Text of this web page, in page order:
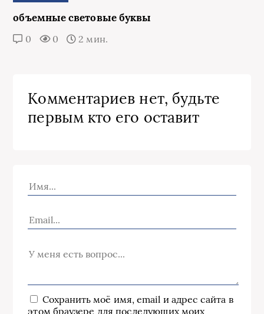
объемные световые буквы
0 0 2 мин.
Комментариев нет, будьте
первым кто его оставит
Сохранить моё имя, email и адрес сайта в
этом браузере для последующих моих